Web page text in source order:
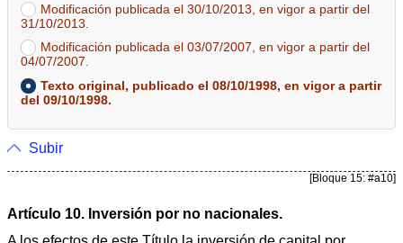
Modificación publicada el 30/10/2013, en vigor a partir del
31/10/2013.
Modificación publicada el 03/07/2007, en vigor a partir del
04/07/2007.
Texto original, publicado el 08/10/1998, en vigor a partir
del 09/10/1998.
Subir
[Bloque 15: #a10]
Artículo 10. Inversión por no nacionales.